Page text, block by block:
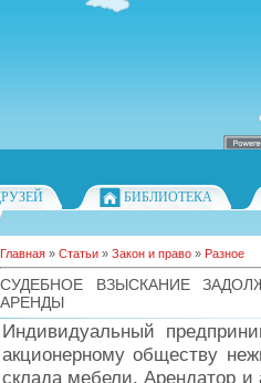
БИБЛИОТЕКА
Главная » Статьи » Закон и право » Разное
СУДЕБНОЕ ВЗЫСКАНИЕ
АРЕНДЫ
Индивидуальный
акционерному обществу
склада мебели. Арендатор и